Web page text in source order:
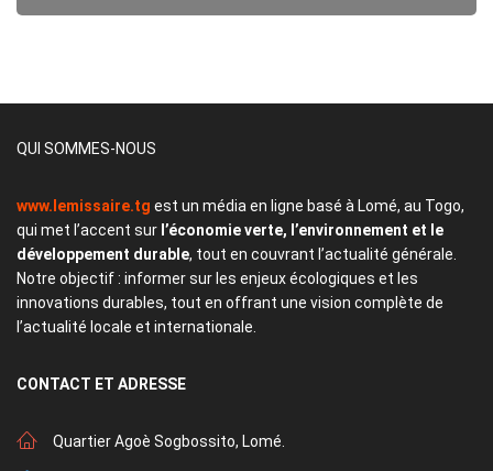
QUI SOMMES-NOUS
www.lemissaire.tg est un média en ligne basé à Lomé, au Togo,
qui met l’accent sur l’économie verte, l’environnement et le
développement durable, tout en couvrant l’actualité générale.
Notre objectif : informer sur les enjeux écologiques et les
innovations durables, tout en offrant une vision complète de
l’actualité locale et internationale.
CONTACT ET ADRESSE
Quartier Agoè Sogbossito, Lomé.